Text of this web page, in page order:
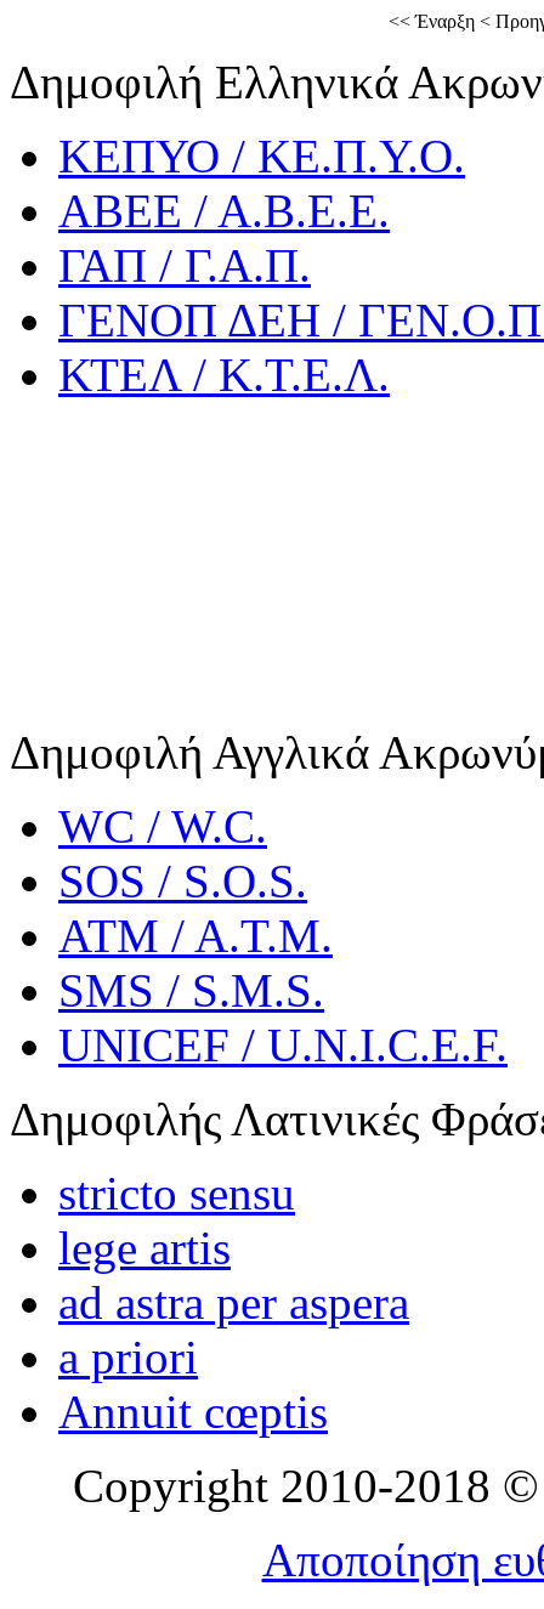
<<Έναρξη <
Δημοφιλή Ελληνικά
ΚΕΠΥΟ / ΚΕ.Π.Υ.Ο.
ΑΒΕΕ / Α.Β.Ε.Ε.
ΓΑΠ / Γ.Α.Π.
ΓΕΝΟΠ ΔΕΗ /
ΚΤΕΛ / Κ.Τ.Ε.Λ.
Δημοφιλή Αγγλικά
WC / W.C.
SOS / S.O.S.
ATM / A.T.M.
SMS / S.M.S.
UNICEF / U.N.I.C.E.F.
Δημοφιλής Λατινικές
stricto sensu
lege artis
ad astra per aspera
a priori
Annuit cœptis
Copyright 2010-2018
Αποποίηση